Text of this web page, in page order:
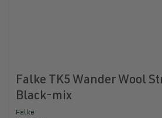
Falke TK5 Wander Wool
Black-mix
Falke